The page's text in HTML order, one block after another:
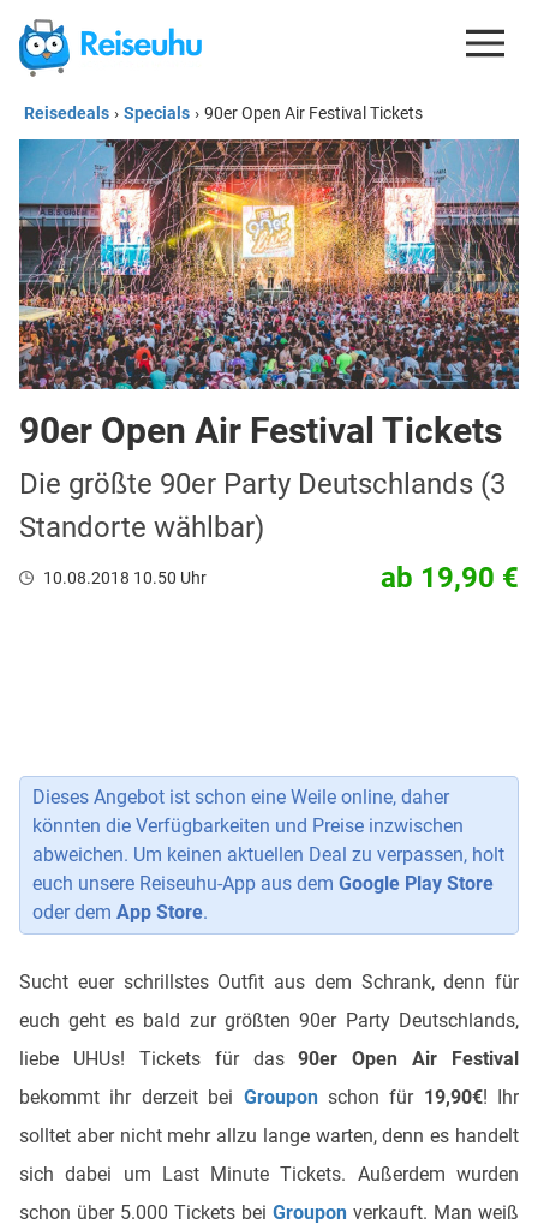
REISEDEALS
GUTSCHEINE
KREDITKARTEN
ESIM
REISEBLOG
Reisedeals › Specials › 90er Open Air Festival Tickets
90er Open Air Festival Tickets
Die größte 90er Party Deutschlands (3
Standorte wählbar)
10.08.2018 10.50 Uhr ab 19,90 €
Dieses Angebot ist schon eine Weile online, daher
könnten die Verfügbarkeiten und Preise inzwischen
abweichen. Um keinen aktuellen Deal zu verpassen, holt
euch unsere Reiseuhu-App aus dem Google Play Store
oder dem App Store.
Sucht euer schrillstes Outfit aus dem Schrank, denn für
euch geht es bald zur größten 90er Party Deutschlands,
liebe UHUs! Tickets für das90er Open Air Festival
bekommt ihr derzeit bei Grouponschon für 19,90€! Ihr
solltet aber nicht mehr allzu lange warten, denn es handelt
sich dabei um Last Minute Tickets. Außerdem wurden
schon über 5.000 Tickets bei Groupon verkauft. Man weiß